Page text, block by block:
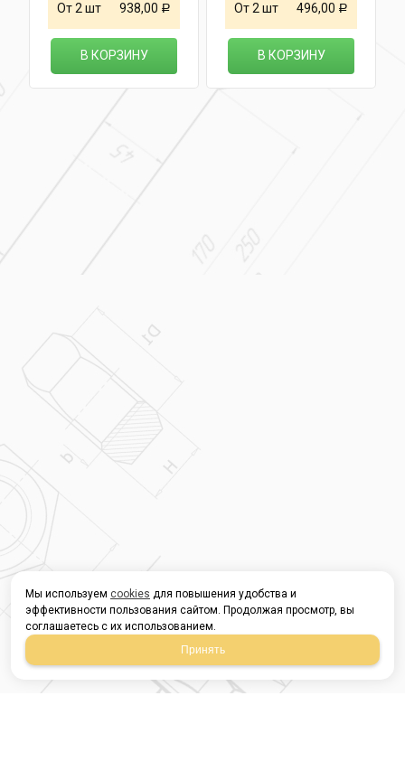
От 2 шт 938,00 Р
В КОРЗИНУ
От 2 шт 496,00 Р
В КОРЗИНУ
Мы используем cookies для повышения удобства и
эффективности пользования сайтом. Продолжая просмотр, вы
соглашаетесь с их использованием.
Принять